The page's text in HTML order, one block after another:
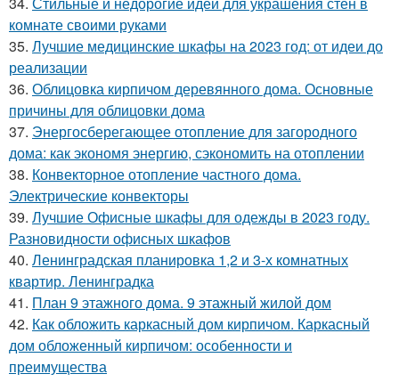
комнате своими руками
35. Лучшие медицинские шкафы на 2023 год: от идеи до
реализации
36. Облицовка кирпичом деревянного дома. Основные
причины для облицовки дома
37. Энергосберегающее отопление для загородного
дома: как экономя энергию, сэкономить на отоплении
38. Конвекторное отопление частного дома.
Электрические конвекторы
39. Лучшие Офисные шкафы для одежды в 2023 году.
Разновидности офисных шкафов
40. Ленинградская планировка 1,2 и 3-х комнатных
квартир. Ленинградка
41. План 9 этажного дома. 9 этажный жилой дом
42. Как обложить каркасный дом кирпичом. Каркасный
дом обложенный кирпичом: особенности и
преимущества